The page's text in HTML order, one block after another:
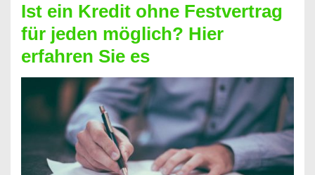
Prepaid
ist
nicht
nur
für
Handy
möglich!
Ist ein Kredit ohne Festvertrag
für jeden möglich? Hier
erfahren Sie es